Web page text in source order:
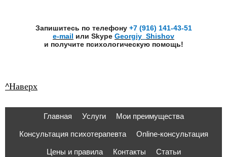
Запишитесь по телефону +7 (916) 141-43-51
e-mail или Skype Georgiy_Shishov
и получите психологическую помощь!
^Наверх
Главная Услуги Мои преимущества
Консультация психотерапевта Online-консультация
Цены и правила Контакты Статьи